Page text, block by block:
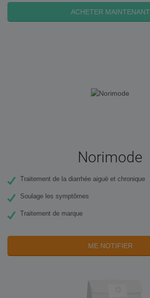
ACHETER MAINTENANT
Norimode
Traitement de la diarrhée aiguë et chronique
Soulage les symptômes
Traitement de marque
ME NOTIFIER